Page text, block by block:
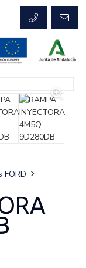
FORD